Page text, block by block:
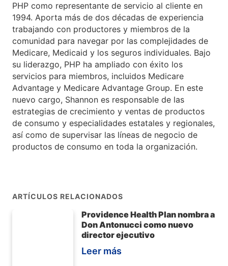
PHP como representante de servicio al cliente en
1994. Aporta más de dos décadas de experiencia
trabajando con productores y miembros de la
comunidad para navegar por las complejidades de
Medicare, Medicaid y los seguros individuales. Bajo
su liderazgo, PHP ha ampliado con éxito los
servicios para miembros, incluidos Medicare
Advantage y Medicare Advantage Group. En este
nuevo cargo, Shannon es responsable de las
estrategias de crecimiento y ventas de productos
de consumo y especialidades estatales y regionales,
así como de supervisar las líneas de negocio de
productos de consumo en toda la organización.
ARTÍCULOS RELACIONADOS
Providence Health Plan nombra a
Don Antonucci como nuevo
director ejecutivo
Leer más